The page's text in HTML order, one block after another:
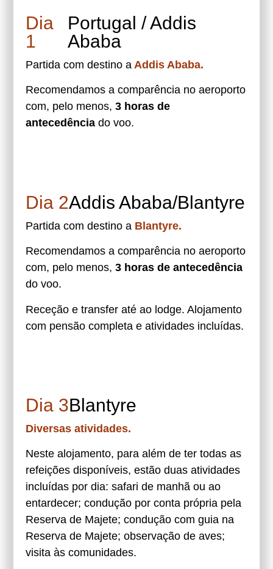
Dia
1
Portugal / Addis
Ababa
Partida com destino a Addis Ababa.
Recomendamos a comparência no aeroporto
com, pelo menos,3 horas de
antecedência do voo.
Dia 2Addis Ababa/Blantyre
Partida com destino a Blantyre.
Recomendamos a comparência no aeroporto
com, pelo menos,3 horas de antecedência
do voo.
Receção e transfer até ao lodge. Alojamento
com pensão completa e atividades incluídas.
Dia 3Blantyre
Diversas atividades.
Neste alojamento, para além de ter todas as
refeições disponíveis, estão duas atividades
incluídas por dia: safari de manhã ou ao
entardecer; condução por conta própria pela
Reserva de Majete; condução com guia na
Reserva de Majete; observação de aves;
visita às comunidades.